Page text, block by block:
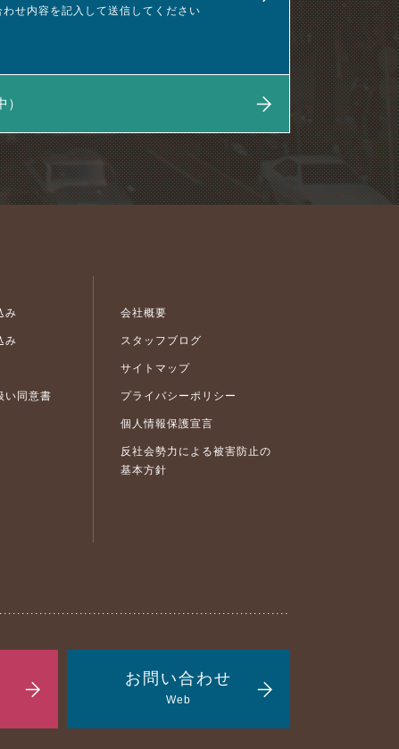
せ内容を記入して送信してください
み
み
い同意書
会社概要
スタッフブログ
サイトマップ
プライバシーポリシー
個人情報保護宣言
反社会勢力による被害防止の
基本方針
お問い合わせ
Web